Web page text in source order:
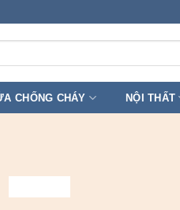
CHỐNG CHÁY NỘI THẤT